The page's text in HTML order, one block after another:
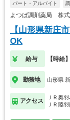
パート・アルバイト
よつば調剤薬局 株式
【山形県新庄
OK
給与 【時給
勤務地 山形県
アクセス
ＪＲ奥
ＪＲ陸